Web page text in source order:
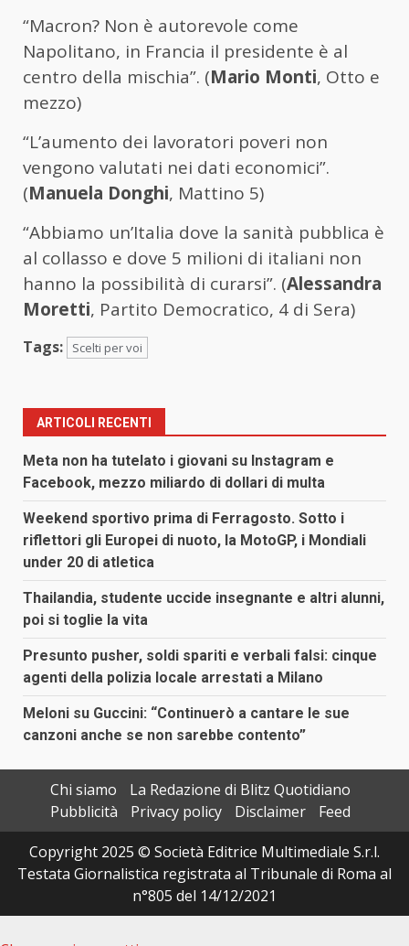
“Macron? Non è autorevole come
Napolitano, in Francia il presidente è al
centro della mischia”. (Mario Monti, Otto e
mezzo)
“L’aumento dei lavoratori poveri non
vengono valutati nei dati economici”.
(Manuela Donghi, Mattino 5)
“Abbiamo un’Italia dove la sanità pubblica è
al collasso e dove 5 milioni di italiani non
hanno la possibilità di curarsi”. (Alessandra
Moretti, Partito Democratico, 4 di Sera)
Tags: Scelti per voi
ARTICOLI RECENTI
Meta non ha tutelato i giovani su Instagram e
Facebook, mezzo miliardo di dollari di multa
Weekend sportivo prima di Ferragosto. Sotto i
riflettori gli Europei di nuoto, la MotoGP, i Mondiali
under 20 di atletica
Thailandia, studente uccide insegnante e altri alunni,
poi si toglie la vita
Presunto pusher, soldi spariti e verbali falsi: cinque
agenti della polizia locale arrestati a Milano
Meloni su Guccini: “Continuerò a cantare le sue
canzoni anche se non sarebbe contento”
Chi siamo
La Redazione di Blitz Quotidiano
Pubblicità
Privacy policy Disclaimer
Feed
Copyright 2025 © Società Editrice Multimediale S.r.l.
Testata Giornalistica registrata al Tribunale di Roma al
n°805 del 14/12/2021